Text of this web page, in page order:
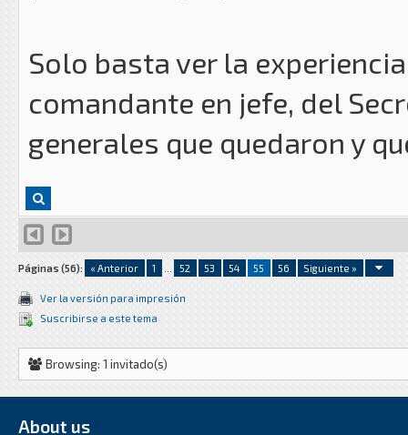
Solo basta ver la
comandante en jefe, del
generales que quedaron y
Páginas (56): « Anterior 1 ... 52 53 54 55 56 Siguiente »
Ver la versión para impresión
Suscribirse a este tema
Browsing: 1 invitado(s)
About us